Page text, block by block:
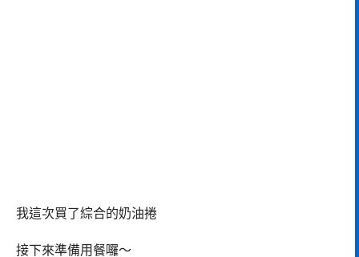
我這次買了綜合的奶油捲
接下來準備用餐囉～